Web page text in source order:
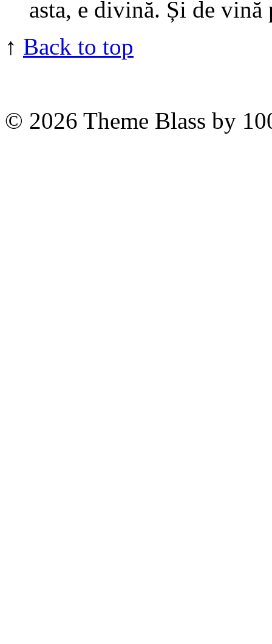
asta, e divină. Și de
↑ Back to top
© 2026 Theme Blass by